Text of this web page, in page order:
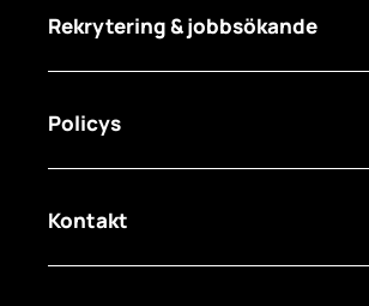
Rekrytering & jobbsökande
För arbetsgivare
För jobbsökare
Jobba hos oss
Policys
Synpunkter och Klagomål
Visselblåsartjänst
Kontakt